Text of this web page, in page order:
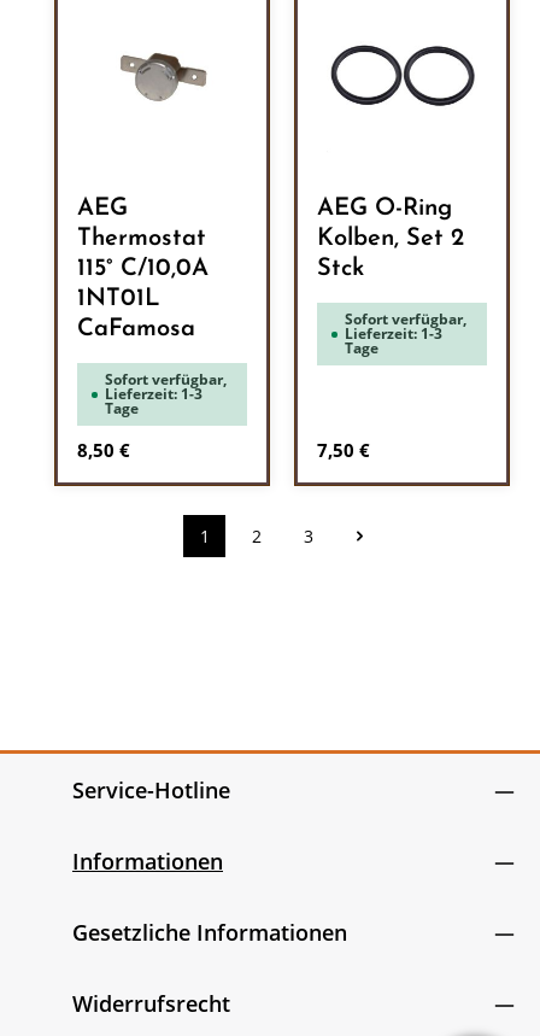
AEG
Thermostat
115° C/10,0A
1NT01L
CaFamosa
Sofort verfügbar,
Lieferzeit: 1-3
Tage
Regulärer Preis:
8,50 €
AEG O-Ring
Kolben, Set 2
Stck
Sofort verfügbar,
Lieferzeit: 1-3
Tage
Regulärer Preis:
7,50 €
Seite
1 Seite
2 Seite
3
Service-Hotline
Informationen
Gesetzliche Informationen
Widerrufsrecht